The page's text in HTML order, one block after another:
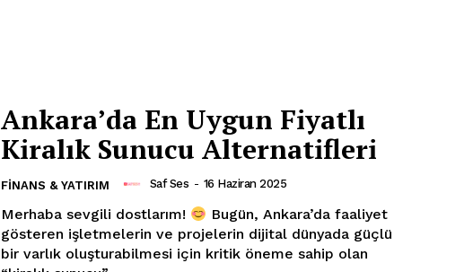
Ankara’da En Uygun Fiyatlı
Kiralık Sunucu Alternatifleri
FINANS & YATIRIM Saf Ses - 16 Haziran 2025
Merhaba sevgili dostlarım!
gösteren işletmelerin ve projelerin dijital dünyada güçlü
bir varlık oluşturabilmesi için kritik öneme sahip olan